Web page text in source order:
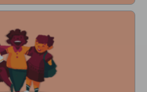
ESTAÇÃO: